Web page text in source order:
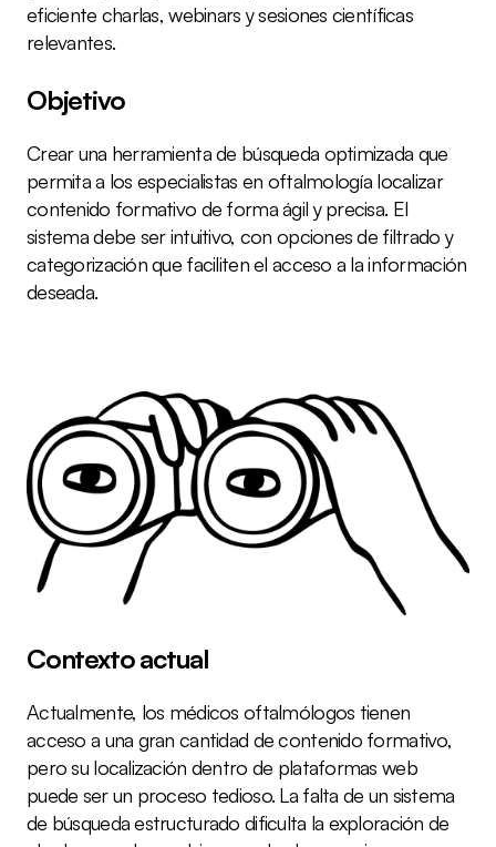
eficiente charlas, webinars y sesiones científicas
relevantes.
Objetivo
Crear una herramienta de búsqueda optimizada que
permita a los especialistas en oftalmología localizar
contenido formativo de forma ágil y precisa. El
sistema debe ser intuitivo, con opciones de filtrado y
categorización que faciliten el acceso a la información
deseada.
Contexto actual
Actualmente, los médicos oftalmólogos tienen
acceso a una gran cantidad de contenido formativo,
pero su localización dentro de plataformas web
puede ser un proceso tedioso. La falta de un sistema
de búsqueda estructurado dificulta la exploración de